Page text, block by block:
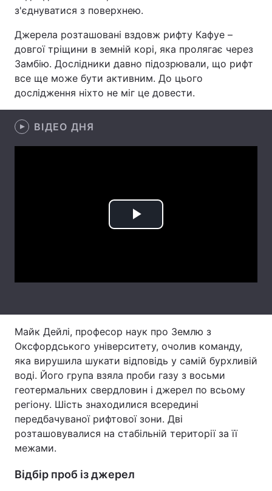
Цікавинки
Екологія Регіони
Лонгріди
Відео з Youtube Статті
Інтерв'ю
Тема оформлення
з'єднуватися з поверхнею.
Джерела розташовані вздовж рифту Кафуе –
довгої тріщини в земній корі, яка пролягає через
Замбію. Дослідники давно підозрювали, що рифт
все ще може бути активним. До цього
дослідження ніхто не міг це довести.
ВІДЕО ДНЯ
Play
Майк Дейлі, професор наук про Землю з
Оксфордського університету, очолив команду,
яка вирушила шукати відповідь у самій бурхливій
воді. Його група взяла проби газу з восьми
геотермальних свердловин і джерел по всьому
регіону. Шість знаходилися всередині
передбачуваної рифтової зони. Дві
розташовувалися на стабільній території за її
межами.
Відбір проб із джерел